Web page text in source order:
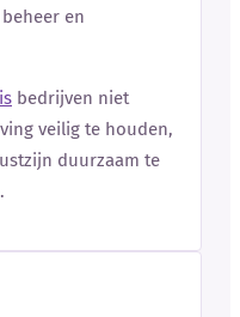
en
bedrijven niet
veilig te houden,
duurzaam te